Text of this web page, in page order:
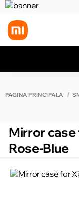
PAGINA PRINCIPALĂ
Mirror case
Rose-Blue